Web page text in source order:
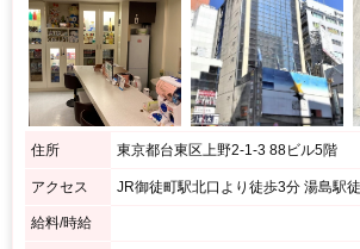
住所 東京都台東区上野2-1-3 88ビル5階
アクセス
給料/時給